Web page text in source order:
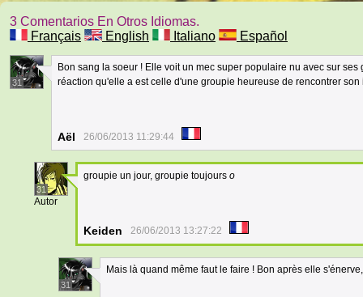
3 Comentarios En Otros Idiomas.
Français
English Italiano Español
31
Bon sang la soeur ! Elle voit un mec super populaire nu avec sur
réaction qu'elle a est celle d'une groupie heureuse de rencontrer
Aël 26/06/2013 11:29:44
31
Autor
groupie un jour, groupie toujours o
Keiden 26/06/2013 13:27:22
31
Mais là quand même faut le faire ! Bon après elle